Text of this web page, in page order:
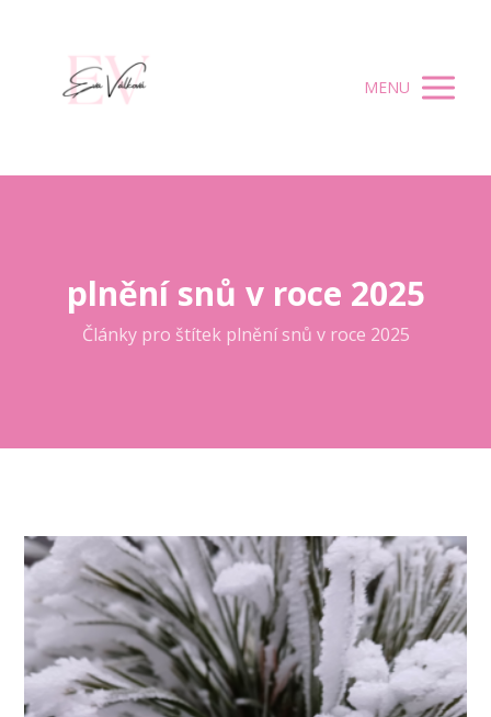
MENU
plnění snů v roce 2025
Články pro štítek plnění snů v roce 2025